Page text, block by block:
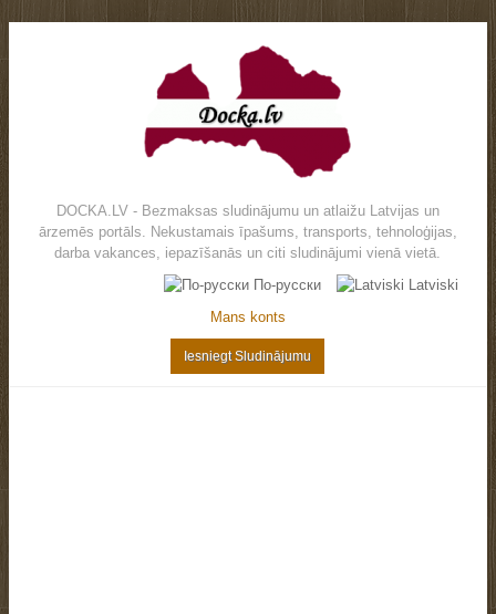
DOCKA.LV - Bezmaksas sludinājumu un atlaižu Latvijas un
ārzemēs portāls. Nekustamais īpašums, transports, tehnoloģijas,
darba vakances, iepazīšanās un citi sludinājumi vienā vietā.
По-русски
Latviski
Mans konts
Iesniegt Sludinājumu